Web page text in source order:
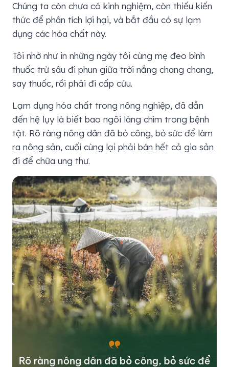
Chúng ta còn chưa có kinh nghiệm, còn thiếu kiến
thức để phân tích lợi hại, và bắt đầu có sự lạm
dụng các hóa chất này.
Tôi nhớ như in những ngày tôi cùng mẹ đeo bình
thuốc trừ sâu đi phun giữa trời nắng chang chang,
say thuốc, rồi phải đi cấp cứu.
Lạm dụng hóa chất trong nông nghiệp, đã dẫn
đến hệ lụy là biết bao ngôi làng chìm trong bệnh
tật. Rõ ràng nông dân đã bỏ công, bỏ sức để làm
ra nông sản, cuối cùng lại phải bán hết cả gia sản
đi để chữa ung thư.